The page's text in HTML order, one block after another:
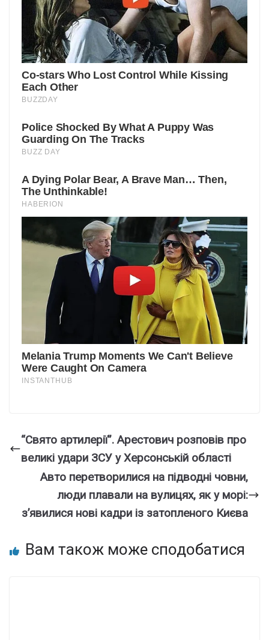
“Свято артилерії”. Арестович розповів про
великі удари ЗСУ у Херсонській області
Авто перетворилися на підводні човни,
люди плавали на вулицях, як у морі:
з’явилися нові кадри із затопленого Києва
Вам також може сподобатися